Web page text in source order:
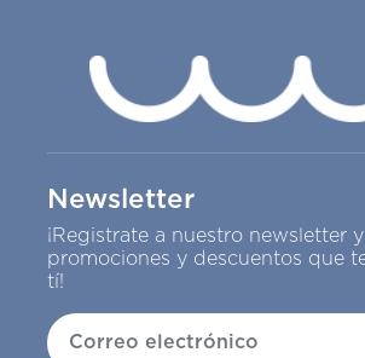
Newsletter
¡Registrate a nuestro newsletter
promociones y descuentos que
tí!